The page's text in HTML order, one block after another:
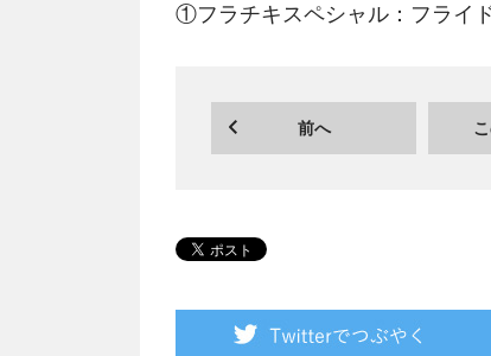
①フラチキスペシャル：フライ
前へ